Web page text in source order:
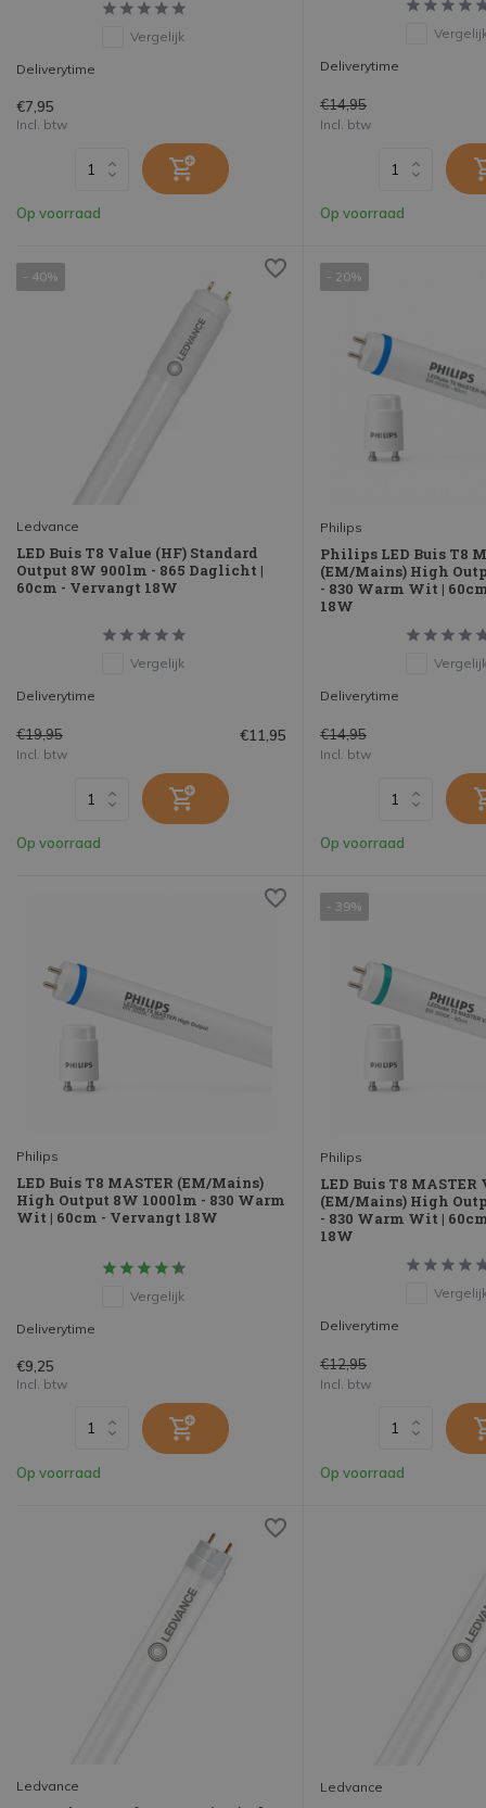
Vergelijk
Deliverytime
€7,95
Incl. btw
Op voorraad
Deliverytime
€14,95
Incl. btw
Op voorraad
- 40%
Ledvance
LED Buis T8 Value (HF) Standard
Output 8W 900lm - 865 Daglicht |
60cm - Vervangt 18W
Vergelijk
Deliverytime
€19,95 €11,95
Incl. btw
Op voorraad
- 20%
Philips
Philips LED Buis T8
(EM/Mains) High
- 830 Warm Wit |
18W
Deliverytime
€14,95
Incl. btw
Op voorraad
Philips
LED Buis T8 MASTER (EM/Mains)
High Output 8W 1000lm - 830 Warm
Wit | 60cm - Vervangt 18W
Vergelijk
Deliverytime
€9,25
Incl. btw
Op voorraad
- 39%
Philips
LED Buis T8 MASTER
(EM/Mains) High
- 830 Warm Wit |
18W
Deliverytime
€12,95
Incl. btw
Op voorraad
Ledvance Ledvance